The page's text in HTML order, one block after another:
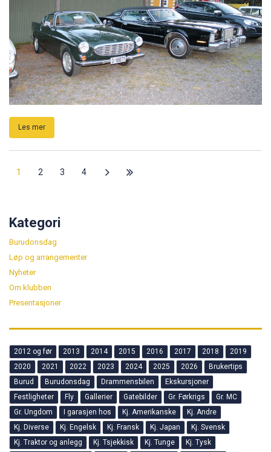
Les mer
1 2 3 4
Kategori
Burudonsdag
Løp og arrangementer
Nyheter
Om klubben
Presentasjoner
2012 og før 2013 2014 2015 2016 2017 2018
2019
2020
2021 2022 2023 2024 2025 2026
Brukertips
Burud
Burudonsdag Drammensbilen
Ekskursjoner
Festligheter
Fly Gallerier Gatebilder Gr. Førkrigs
Gr. MC
Gr. Ungdom
I garasjen hos Kj. Amerikanske
Kj. Andre
Kj. Diverse
Kj. Engelsk Kj. Fransk Kj. Japan
Kj. Svensk
Kj. Traktor og anlegg
Kj. Tsjekkisk Kj. Tunge
Kj. Tysk